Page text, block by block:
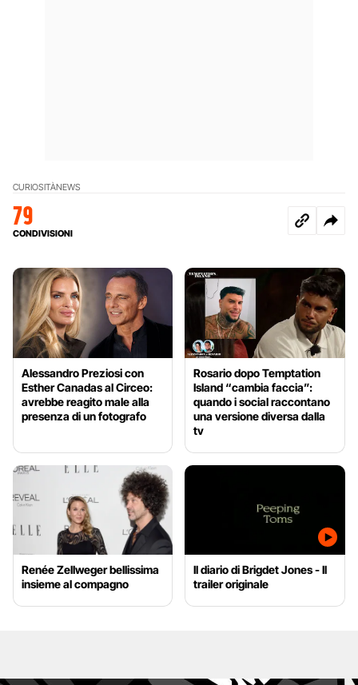
CURIOSITÀNEWS
79
CONDIVISIONI
Alessandro Preziosi con
Esther Canadas al Circeo:
avrebbe reagito male alla
presenza di un fotografo
Rosario dopo Temptation
Island “cambia faccia”:
quando i social raccontano
una versione diversa dalla
tv
Renée Zellweger bellissima
insieme al compagno
Il diario di Brigdet Jones - Il
trailer originale